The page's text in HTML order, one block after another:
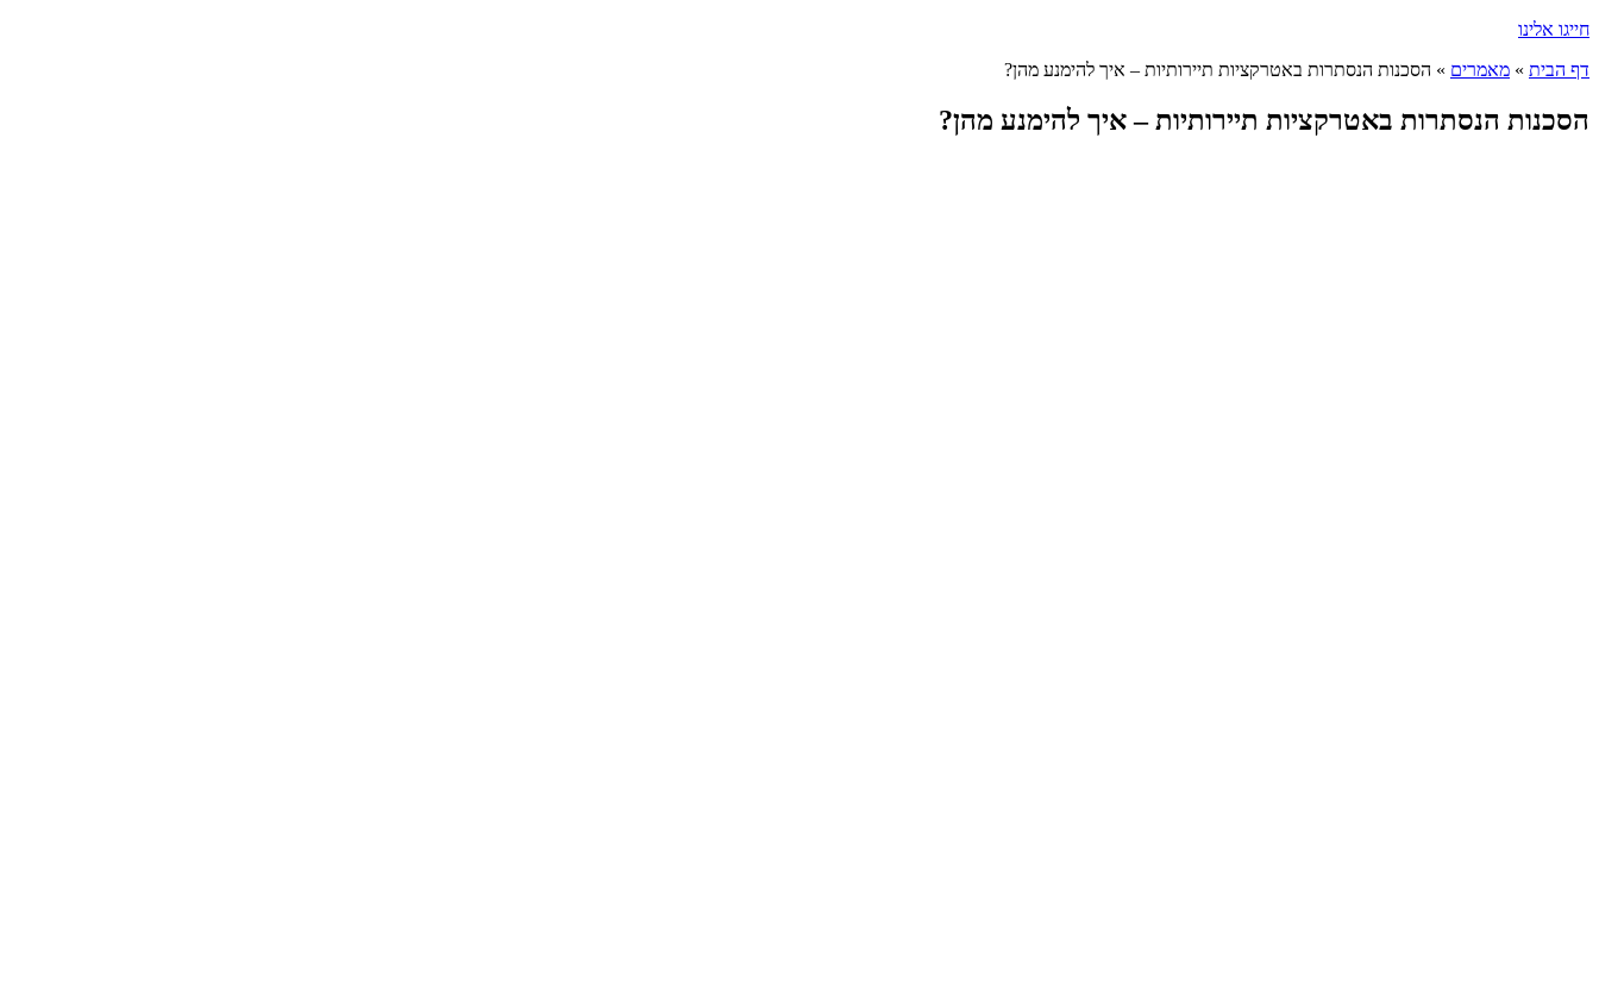
חייגו אלינו
דף הבית » מאמרים » הסכנות הנסתרות באטרקציות תיירותיות – איך להימנע מהן?
הסכנות הנסתרות באטרקציות תיירותיות – איך להימנע מהן?